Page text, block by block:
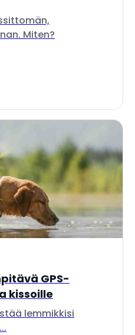
Miten?
GPS-
kissoille
lemmikkisi